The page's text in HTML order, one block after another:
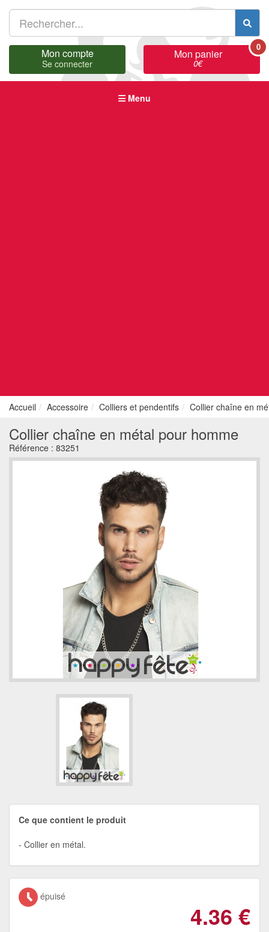
Mon compte
Se connecter
Mon panier
0€
0
Menu
Accueil Accessoire Colliers et pendentifs Collier chaîne en
Collier chaîne en métal pour homme
Référence : 83251
Ce que contient le produit
Collier en métal.
épuisé
4.36 €